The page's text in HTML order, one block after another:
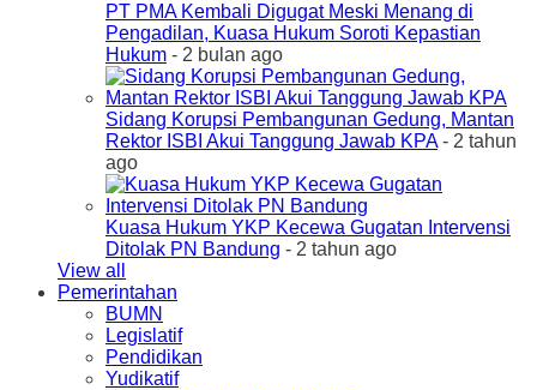
PT PMA Kembali Digugat Meski Menang di
Pengadilan, Kuasa Hukum Soroti Kepastian
Hukum - 2 bulan ago
Sidang Korupsi Pembangunan Gedung, Mantan
Rektor ISBI Akui Tanggung Jawab KPA- 2 tahun
ago
Kuasa Hukum YKP Kecewa Gugatan Intervensi
Ditolak PN Bandung - 2 tahun ago
View all
Pemerintahan
BUMN
Legislatif
Pendidikan
Yudikatif